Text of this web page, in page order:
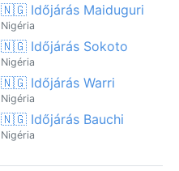
🇳🇬 Időjárás Maiduguri
Nigéria
🇳🇬 Időjárás Sokoto
Nigéria
🇳🇬 Időjárás Warri
Nigéria
🇳🇬 Időjárás Bauchi
Nigéria